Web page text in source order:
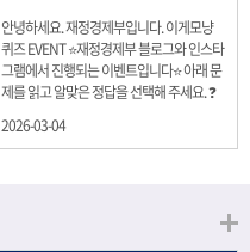
다.
안녕하세요. 재정경제부입니다. 이게모냥
퀴즈 EVENT ⭐재정경제부 블로그와 인스타
그램에서 진행되는 이벤트입니다⭐ 아래 문
제를 읽고 알맞은 정답을 선택해 주세요. ❓
을 보이고 있는 개인투자용 국채를 3월에는
20년물 300억원입니다. 그렇다면 3월 개인
2026-03-04